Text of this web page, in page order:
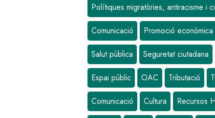
Polítiques migratòries, antiracisme i
Comunicació Promoció econòmica
Salut pública Seguretat ciutadana
Espai públic OAC Tributació
Comunicació Cultura Recursos